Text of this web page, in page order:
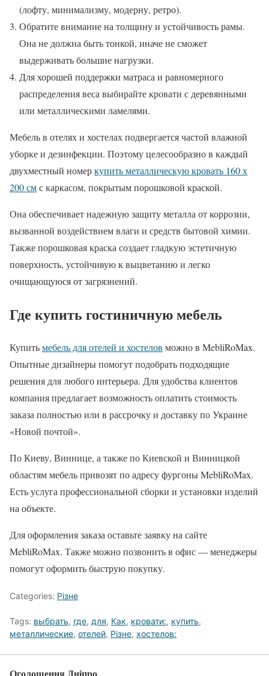
(лофту, минимализму, модерну, ретро).
Обратите внимание на толщину и устойчивость рамы.
Она не должна быть тонкой, иначе не сможет
выдерживать большие нагрузки.
Для хорошей поддержки матраса и равномерного
распределения веса выбирайте кровати с деревянными
или металлическими ламелями.
Мебель в отелях и хостелах подвергается частой влажной
уборке и дезинфекции. Поэтому целесообразно в каждый
двухместный номеркупить металлическую кровать 160 х
200 смс каркасом, покрытым порошковой краской.
Она обеспечивает надежную защиту металла от коррозии,
вызванной воздействием влаги и средств бытовой химии.
Также порошковая краска создает гладкую эстетичную
поверхность, устойчивую к выцветанию и легко
очищающуюся от загрязнений.
Где купить гостиничную мебель
Купитьмебель для отелей и хостелов можно в MebliRoMax.
Опытные дизайнеры помогут подобрать подходящие
решения для любого интерьера. Для удобства клиентов
компания предлагает возможность оплатить стоимость
заказа полностью или в рассрочку и доставку по Украине
«Новой почтой».
По Киеву, Виннице, а также по Киевской и Винницкой
областям мебель привозят по адресу фургоны MebliRoMax.
Есть услуга профессиональной сборки и установки изделий
на объекте.
Для оформления заказа оставьте заявку на сайте
MebliRoMax. Также можно позвонить в офис — менеджеры
помогут оформить быструю покупку.
Categories: Різне
Tags: выбрать, где, для, Как, кровати:, купить,
металлические, отелей, Різне, хостелов: